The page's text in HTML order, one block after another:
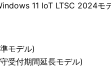
11 IoT LTSC 2024モ
モデル)
受付期間延長モデル)